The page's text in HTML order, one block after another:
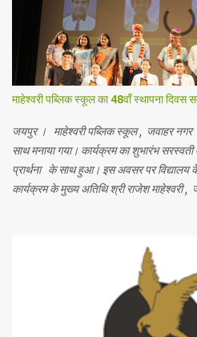
माहेश्वरी पब्लिक स्कूल का 48वाँ स्थापना दिवस
जयपुर । माहेश्वरी पब्लिक स्कूल , जवाहर नगर
साथ मनाया गया। कार्यक्रम का शुभारंभ
प्रार्थना के साथ हुआ। इस अवसर पर विद्यालय
कार्यक्रम के मुख्य अतिथि श्री राजेश माहेश्वरी
काबरा , विद्यालय प्रबंध समिति के सदस्य श्री
विद्यालय के प्राचार्य श्री अशोक जी वैद
स्थापना के उद्देश्यों का स्मरण कराते हुए कहा कि
विकास के लिए हरसंभव प्रयास करके गुणवत्तापूर्ण
के विशिष्ट अतिथि ने विद्य...